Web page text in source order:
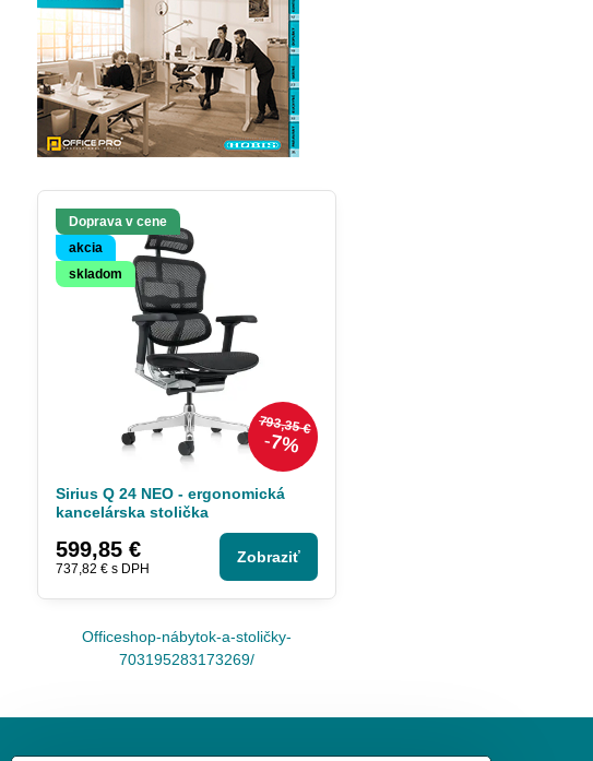
793,35 €
7%
Doprava v cene
akcia
skladom
Sirius Q 24 NEO - ergonomická
kancelárska stolička
599,85 €
737,82 € s DPH
Zobraziť
Officeshop-nábytok-a-stoličky-
703195283173269/